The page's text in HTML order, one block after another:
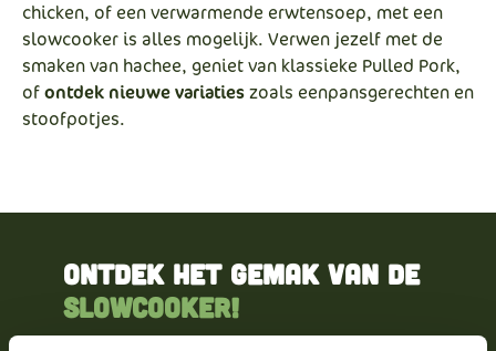
chicken, of een verwarmende erwtensoep, met een
slowcooker is alles mogelijk. Verwen jezelf met de
smaken van hachee, geniet van klassieke Pulled Pork,
ofontdek nieuwe variatieszoals eenpansgerechten en
stoofpotjes.
Ontdek het gemak van de
slowcooker!